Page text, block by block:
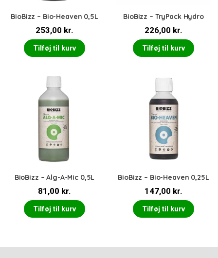
BioBizz – Bio-Heaven 0,5L
253,00 kr.
Tilføj til kurv
BioBizz – TryPack Hydro
226,00 kr.
Tilføj til kurv
BioBizz – Alg-A-Mic 0,5L
81,00 kr.
Tilføj til kurv
BioBizz – Bio-Heaven 0,25L
147,00 kr.
Tilføj til kurv